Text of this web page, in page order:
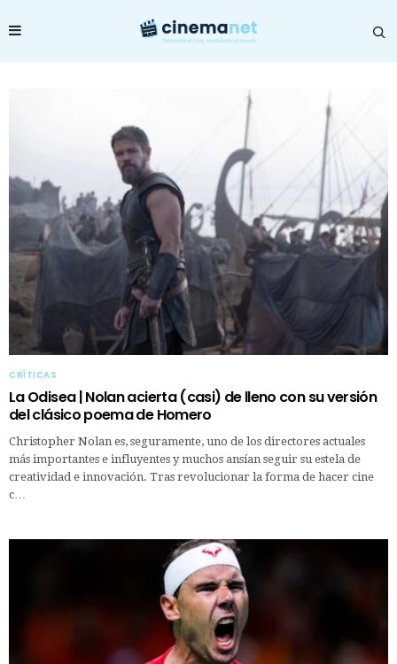
CRÍTICAS
La Odisea | Nolan acierta (casi) de lleno con su versión
del clásico poema de Homero
Christopher Nolan es, seguramente, uno de los directores actuales
más importantes e influyentes y muchos ansían seguir su estela de
creatividad e innovación. Tras revolucionar la forma de hacer cine
c…